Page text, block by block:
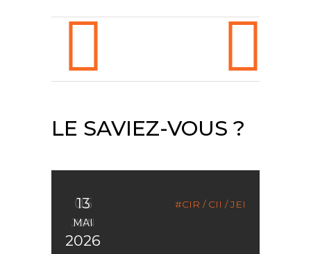
LE SAVIEZ-VOUS ?
22
JUIN
2026
CIR / CII / JEI
05
JUIN
2026
CIR / CII / JEI
13
MAI
2026
CIR / CII / JEI